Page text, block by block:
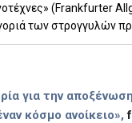
(Frankfurter
των στρογγυλών
για την
κόσμο ανοίκειο»,